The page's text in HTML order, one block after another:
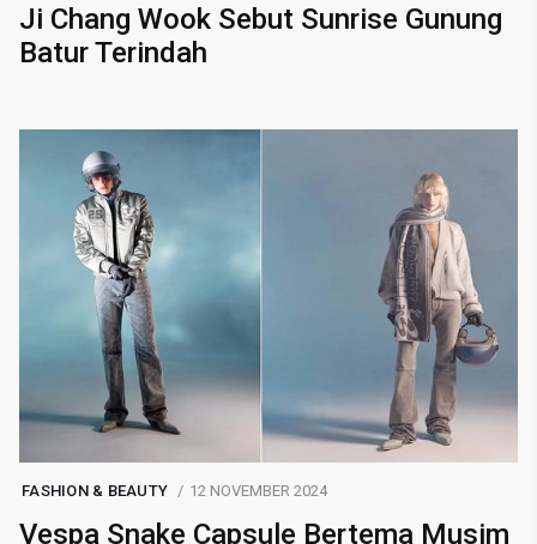
Ji Chang Wook Sebut Sunrise Gunung
Batur Terindah
FASHION & BEAUTY 12 NOVEMBER 2024
Vespa Snake Capsule Bertema Musim